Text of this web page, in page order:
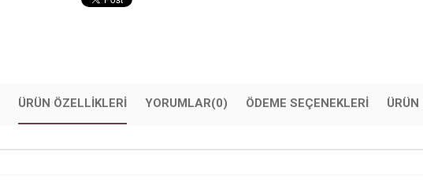
ÜRÜN ÖZELLIKLERI YORUMLAR(0) ÖDEME SEÇENEKLERI ÜRÜN